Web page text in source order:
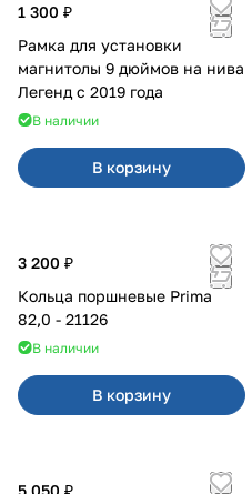
1 300 ₽
Рамка для установки
магнитолы 9 дюймов на нива
Легенд с 2019 года
В наличии
В корзину
3 200 ₽
Кольца поршневые Prima
82,0 - 21126
В наличии
В корзину
5 050 ₽